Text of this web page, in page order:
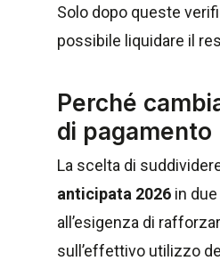
Solo dopo queste
possibile liquidare il
Perché
di pagamento
La scelta di
anticipata 2026 in
all’esigenza di
sull’effettivo utilizzo